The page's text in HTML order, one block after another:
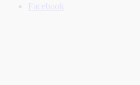
Facebook